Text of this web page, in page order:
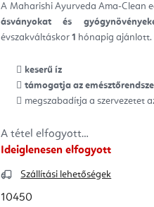
5-
ből
0,0
csillag.
A Maharishi Ayurveda Ama-Clean
ásványokat és
évszakváltáskor1 hónapig ajánlott.
keserű íz
támogatja az
megszabadítja a szervezetet
A tétel elfogyott…
Ideiglenesen elfogyott
Szállítási lehetőségek
10450